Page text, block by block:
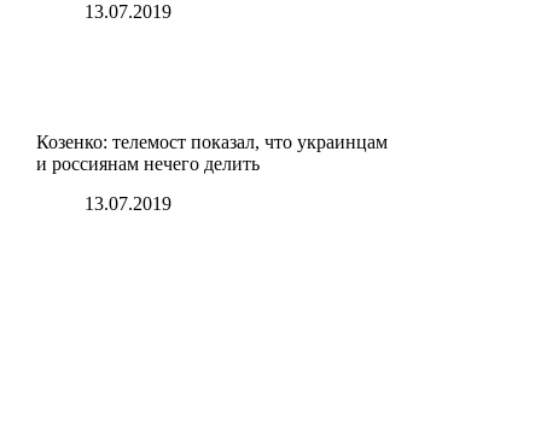
13.07.2019
Козенко: телемост показал, что украинцам
и россиянам нечего делить
13.07.2019